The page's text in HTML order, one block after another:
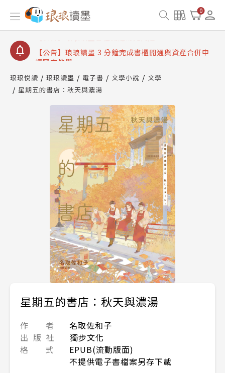
0
【公告】琅琅讀墨數位閱讀資產合併與書櫃開通申請
【公告】琅琅讀墨書櫃開通常見問題
請圖文教學
查詢
【公告】琅琅讀墨數位閱讀資產合併與書櫃開通申請
琅琅悅讀 琅琅讀墨 電子書 文學小說
文學
星期五的書店：秋天與濃湯
星期五的書店：秋天與濃湯
作 者
名取佐和子
出 版 社
獨步文化
格 式
EPUB(流動版面)
不提供電子書檔案另存下載